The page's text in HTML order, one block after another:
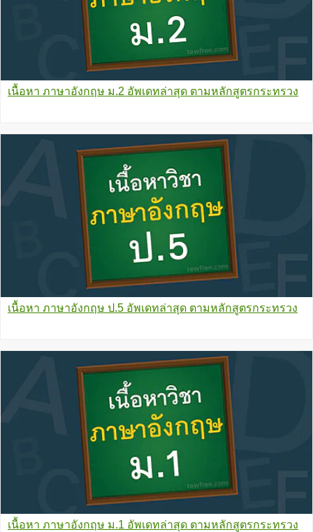
เนื้อหา ภาษาอังกฤษ ม.2 อัพเดทล่าสุด ตามหลักสูตรกระทรวง
เนื้อหา ภาษาอังกฤษ ป.5 อัพเดทล่าสุด ตามหลักสูตรกระทรวง
เนื้อหา ภาษาอังกฤษ ม.1 อัพเดทล่าสุด ตามหลักสูตรกระทรวง